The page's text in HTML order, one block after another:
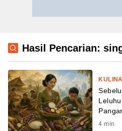
Hasil Pencarian:
4 min